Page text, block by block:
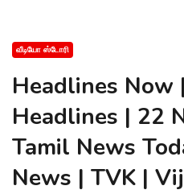
வீடியோ ஸ்டோரி
Headlines Now
Headlines | 22
Tamil News
News | TVK |